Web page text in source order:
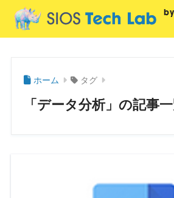
ホーム タグ
「データ分析」の記事